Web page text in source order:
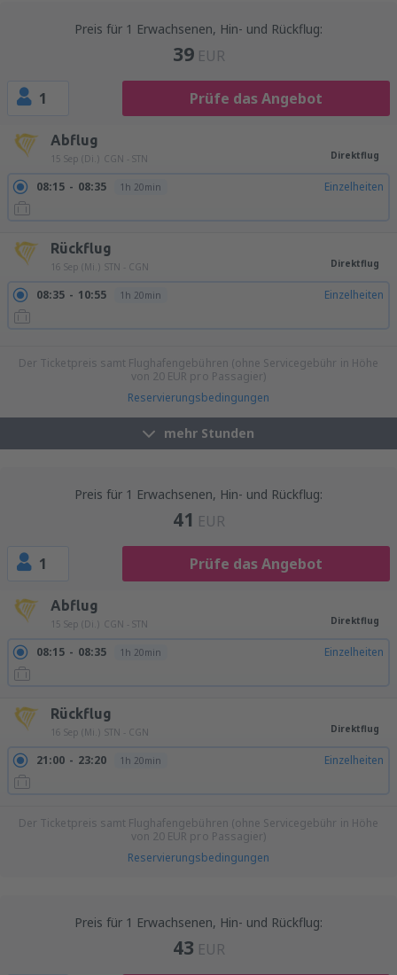
Preis für 1 Erwachsenen, Hin- und Rückflug:
39 EUR
1 Prüfe das Angebot
Abflug
15 Sep (Di.) CGN - STN Direktflug
08:15 08:35 1h 20min Einzelheiten
Rückflug
16 Sep (Mi.) STN - CGN Direktflug
08:35 10:55 1h 20min Einzelheiten
Der Ticketpreis samt Flughafengebühren (ohne Servicegebühr in Höhe
von 20 EUR pro Passagier)
Reservierungsbedingungen
mehr Stunden
Preis für 1 Erwachsenen, Hin- und Rückflug:
41 EUR
1 Prüfe das Angebot
Abflug
15 Sep (Di.) CGN - STN Direktflug
08:15 08:35 1h 20min Einzelheiten
Rückflug
16 Sep (Mi.) STN - CGN Direktflug
21:00 23:20 1h 20min Einzelheiten
Der Ticketpreis samt Flughafengebühren (ohne Servicegebühr in Höhe
von 20 EUR pro Passagier)
Reservierungsbedingungen
Preis für 1 Erwachsenen, Hin- und Rückflug:
43 EUR